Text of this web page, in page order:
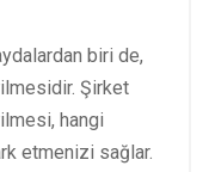
biri de,
Şirket
hangi
etmenizi sağlar.